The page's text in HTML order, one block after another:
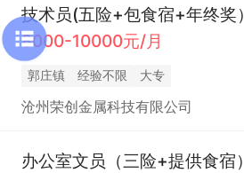
技术员(五险+包食宿+年终奖）
8000-10000元/月
郭庄镇 经验不限 大专
沧州荣创金属科技有限公司
办公室文员（三险+提供食宿）